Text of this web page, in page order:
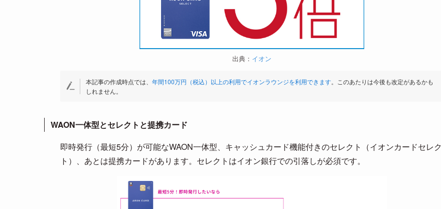
出典： イオン
本記事の作成時点では、 年間100万円（税込）以上の利用でイオンラウンジを利用できます。このあたりは今後も改定があるかも
しれません。
WAON一体型とセレクトと提携カード
即時発行（最短5分）が可能なWAON一体型、キャッシュカード機能付きのセレクト（イオンカードセレク
ト）、あとは提携カードがあります。セレクトはイオン銀行での引落しが必須です。